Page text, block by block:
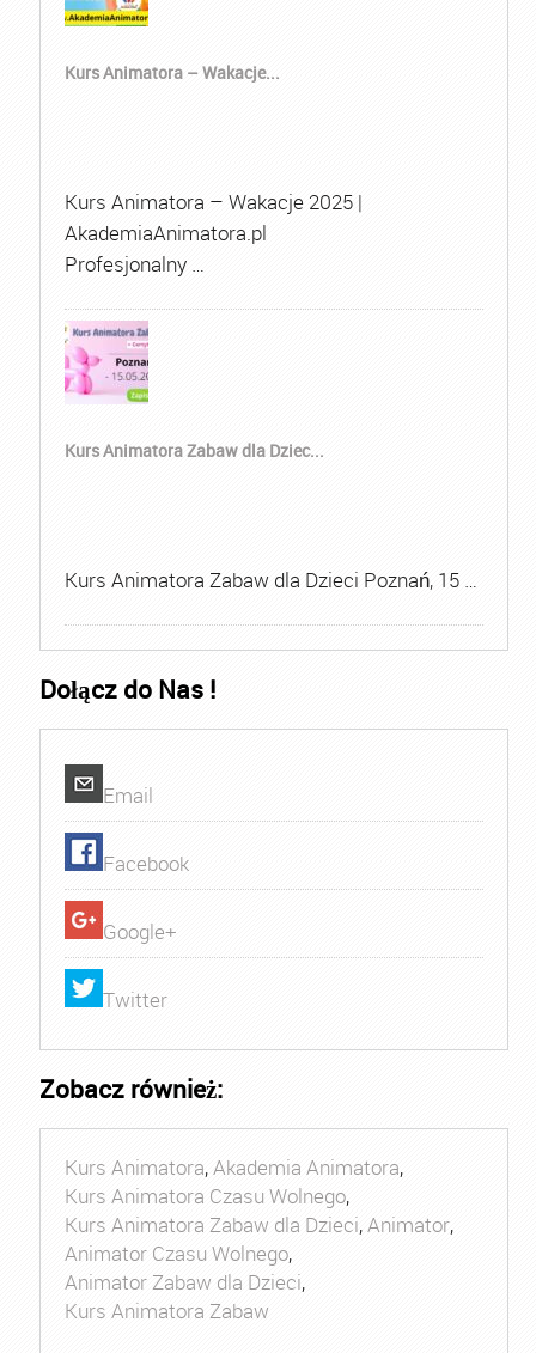
Kurs Animatora – Wakacje...
Kurs Animatora – Wakacje 2025 |
AkademiaAnimatora.pl
Profesjonalny …
Kurs Animatora Zabaw dla Dziec...
Kurs Animatora Zabaw dla Dzieci Poznań, 15 …
Dołącz do Nas !
Email
Facebook
Google+
Twitter
Zobacz również:
Kurs Animatora,Akademia Animatora,
Kurs Animatora Czasu Wolnego,
Kurs Animatora Zabaw dla Dzieci,Animator,
Animator Czasu Wolnego,
Animator Zabaw dla Dzieci,
Kurs Animatora Zabaw